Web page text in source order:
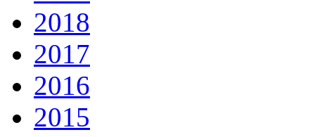
2018
2017
2016
2015